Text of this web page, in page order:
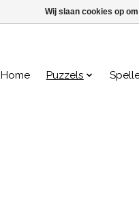
Home Puzzels
Wij slaan cookies op